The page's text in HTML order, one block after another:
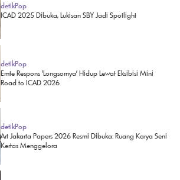
detikPop
ICAD 2025 Dibuka, Lukisan SBY Jadi Spotlight
detikPop
Emte Respons 'Longsornya' Hidup Lewat Eksibisi Mini
Road to ICAD 2026
detikPop
Art Jakarta Papers 2026 Resmi Dibuka: Ruang Karya Seni
Kertas Menggelora